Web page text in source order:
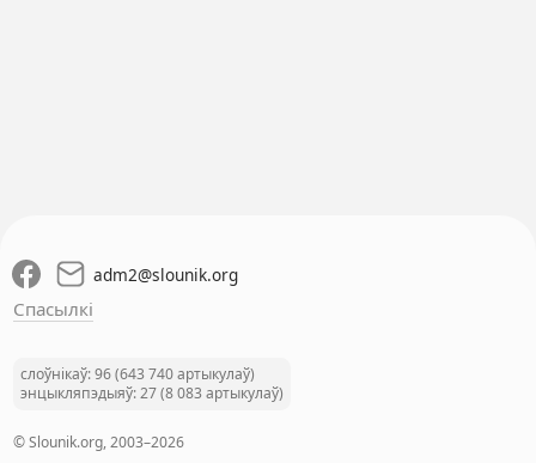
adm2@slounik.org
Спасылкі
слоўнікаў: 96 (643 740 артыкулаў)
энцыкляпэдыяў: 27 (8 083 артыкулаў)
© Slounik.org, 2003–2026